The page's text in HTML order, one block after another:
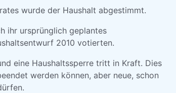
wurde der Haushalt abgestimmt.
ihr ursprünglich geplantes
2010 votierten.
eine Haushaltssperre tritt in Kraft. Dies
werden können, aber neue, schon